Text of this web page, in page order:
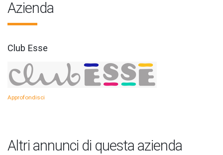
Azienda
Club Esse
Approfondisci
Altri annunci di questa azienda